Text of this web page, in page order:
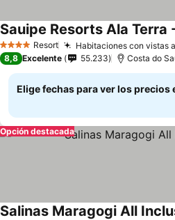
4 EstrellasResort Habitaciones con vistas
Sauipe Resorts Ala Terra
8,8 Excelente 55.233 Costa do
Elige fechas para ver los precios
Opción destacada
Salinas Maragogi All